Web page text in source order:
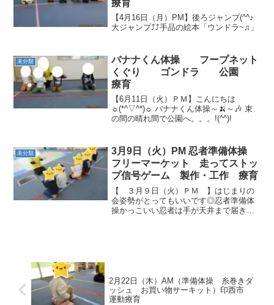
療育
【4月16日（月）PM】後ろジャンプ(^^♪
大ジャンプ⤴⤴手品の絵本「ウンドラ~♫」
未分類
バナナくん体操 フープネット
くぐり ゴンドラ 公園
療育
【6月11日（火）ＰＭ】こんにちは
☼(*^▽^*)☼ バナナくん体操～🍌～🎶 束
の間の晴れ間で公園へ。。。!(^^)!
未分類
3月9日（火）PM 忍者準備体操
フリーマーケット 走ってストッ
プ信号ゲーム 製作・工作 療育
【 ３月９日（火）ＰＭ 】はじまりの
会姿勢がとってもいいです◎忍者準備体
操かっこいい忍者は手が天井まで届きま
2月22日（木）AM（準備体操 糸巻きダ
ッシュ お買い物サーキット）印西市
運動療育